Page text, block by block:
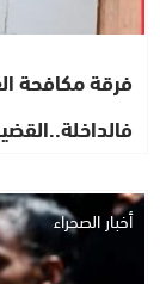
أخبار الصحراء